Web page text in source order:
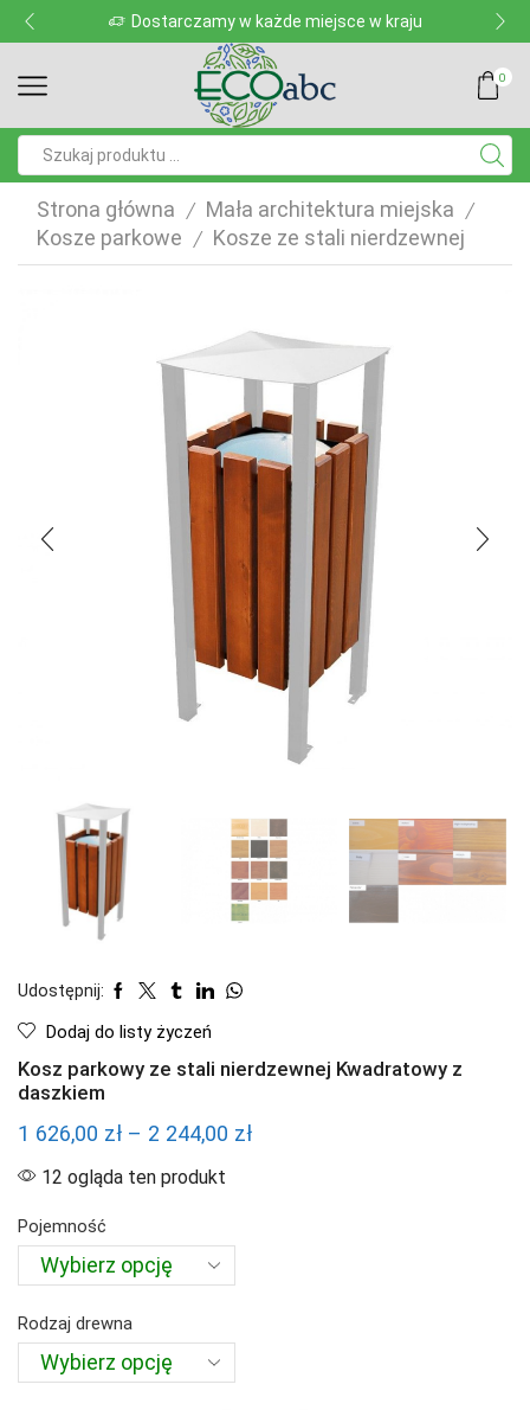
Dostarczamy w każde miejsce w kraju
0
Strona główna / Mała architektura miejska /
Kosze parkowe / Kosze ze stali nierdzewnej
Udostępnij:
Dodaj do listy życzeń
Kosz parkowy ze stali nierdzewnej Kwadratowy z
daszkiem
1 626,00 zł – 2 244,00 złZakres
12 ogląda ten produkt
Pojemność
Rodzaj drewna